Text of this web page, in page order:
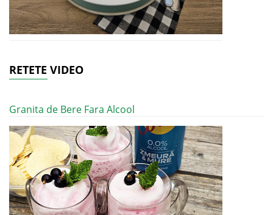
RETETE VIDEO
Granita de Bere Fara Alcool